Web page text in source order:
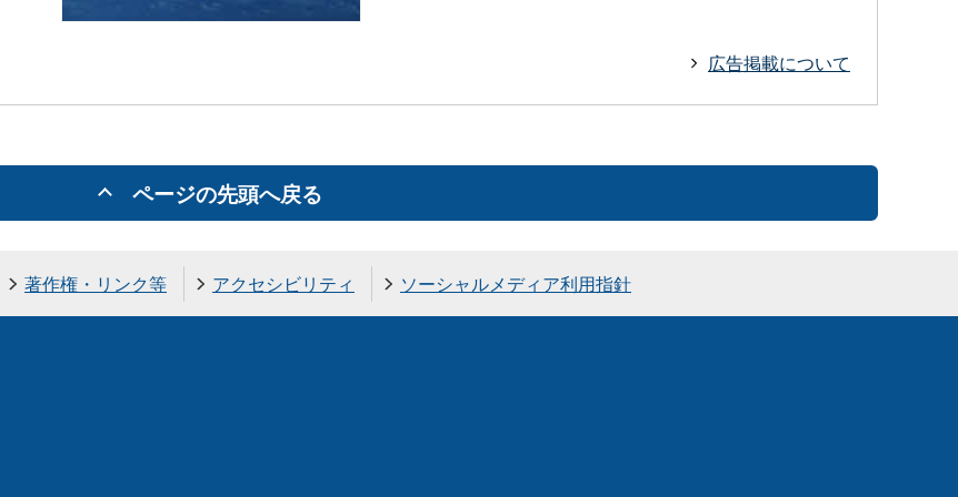
広告掲載について
ページの先頭へ戻る
著作権・リンク等 アクセシビリティ ソーシャルメディア利用指針